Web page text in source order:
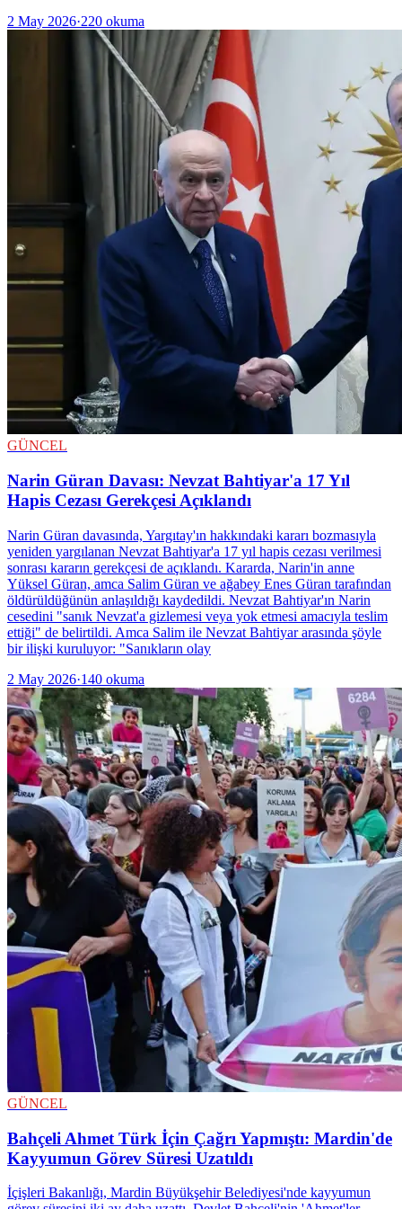
2 May 2026·220 okuma
GÜNCEL
Narin Güran Davası: Nevzat Bahtiyar'a 17 Yıl
Hapis Cezası Gerekçesi Açıklandı
Narin Güran davasında, Yargıtay'ın hakkındaki kararı bozmasıyla
yeniden yargılanan Nevzat Bahtiyar'a 17 yıl hapis cezası verilmesi
sonrası kararın gerekçesi de açıklandı. Kararda, Narin'in anne
Yüksel Güran, amca Salim Güran ve ağabey Enes Güran tarafından
öldürüldüğünün anlaşıldığı kaydedildi. Nevzat Bahtiyar'ın Narin
cesedini "sanık Nevzat'a gizlemesi veya yok etmesi amacıyla teslim
ettiği" de belirtildi. Amca Salim ile Nevzat Bahtiyar arasında şöyle
bir ilişki kuruluyor: "Sanıkların olay
2 May 2026·140 okuma
GÜNCEL
Bahçeli Ahmet Türk İçin Çağrı Yapmıştı: Mardin'de
Kayyumun Görev Süresi Uzatıldı
İçişleri Bakanlığı, Mardin Büyükşehir Belediyesi'nde kayyumun